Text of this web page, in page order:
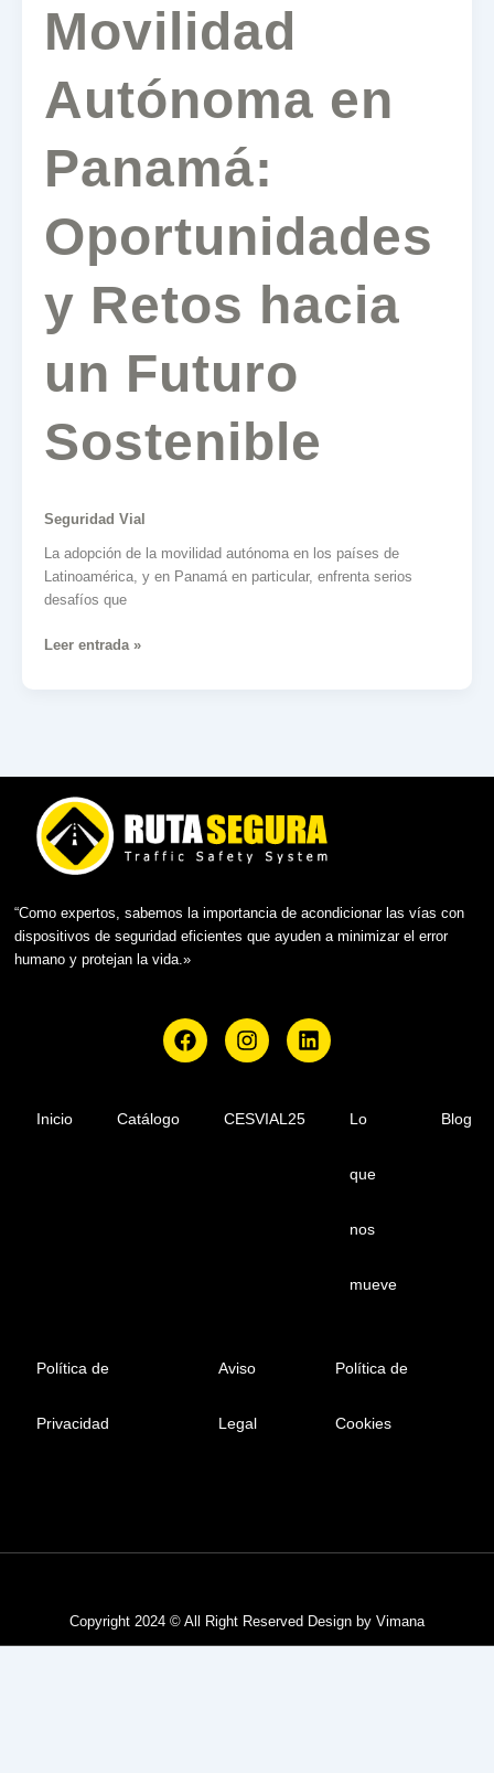
Movilidad
Autónoma en
Panamá:
Oportunidades
y Retos hacia
un Futuro
Sostenible
Seguridad Vial
La adopción de la movilidad autónoma en los países de
Latinoamérica, y en Panamá en particular, enfrenta serios
desafíos que
Leer entrada »
“Como expertos, sabemos la importancia de acondicionar las vías con
dispositivos de seguridad eficientes que ayuden a minimizar el error
humano y protejan la vida.»
F
a
I
n
a
L
i
Inicio Catálogo CESVIAL25 Lo
que
nos
mueve
Blog
Política de
Privacidad
Aviso
Legal
Política de
Cookies
Copyright 2024 © All Right Reserved Design by Vimana